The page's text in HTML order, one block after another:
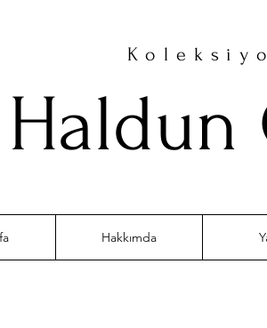
Haldun
Hakkımda